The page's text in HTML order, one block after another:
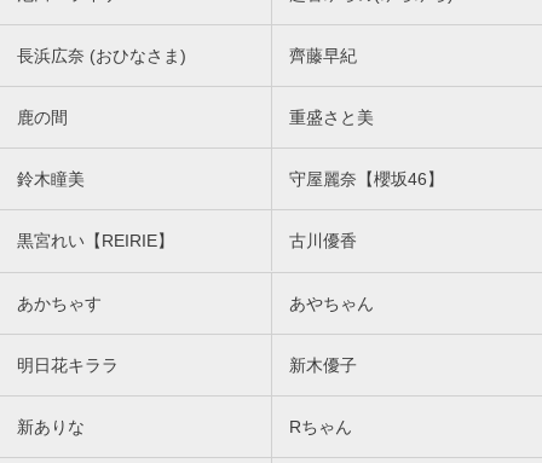
長浜広奈 (おひなさま) 齊藤早紀
鹿の間 重盛さと美
鈴木瞳美 守屋麗奈【櫻坂46】
黒宮れい【REIRIE】 古川優香
あかちゃす あやちゃん
明日花キララ 新木優子
新ありな Rちゃん